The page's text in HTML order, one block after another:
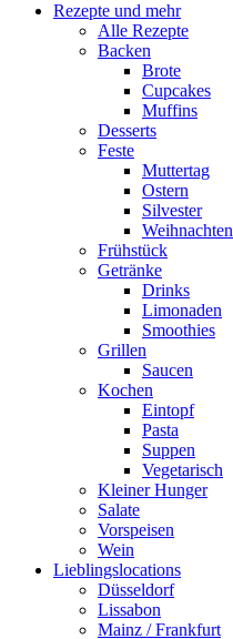
Rezepte und mehr
Alle Rezepte
Backen
Brote
Cupcakes
Muffins
Desserts
Feste
Muttertag
Ostern
Silvester
Weihnachten
Frühstück
Getränke
Drinks
Limonaden
Smoothies
Grillen
Saucen
Kochen
Eintopf
Pasta
Suppen
Vegetarisch
Kleiner Hunger
Salate
Vorspeisen
Wein
Lieblingslocations
Düsseldorf
Lissabon
Mainz / Frankfurt